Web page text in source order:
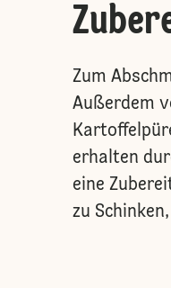
Zum
Außerdem
erhalten
eine
zu